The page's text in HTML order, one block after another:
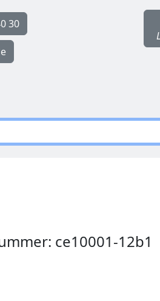
30
ce10001-12b1